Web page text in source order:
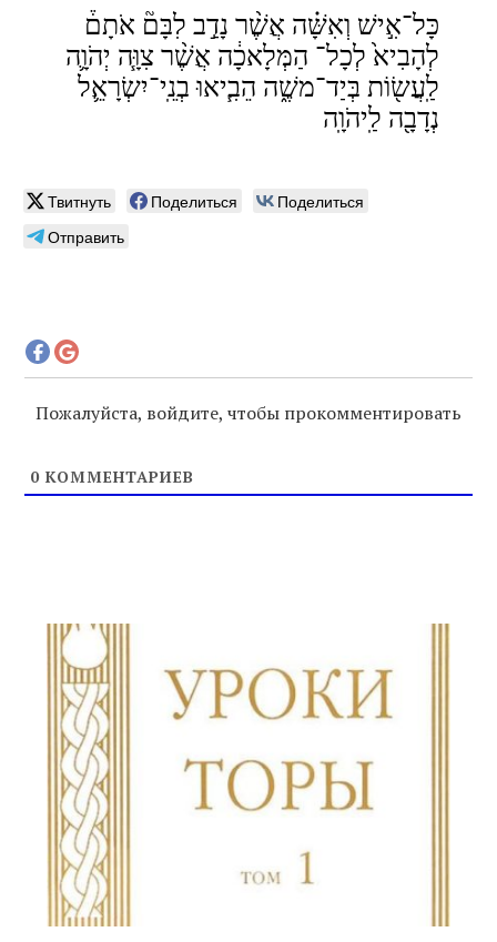
כָּל־אִ֣ישׁ וְאִשָּׁ֗ה אֲשֶׁ֨ר נָדַ֣ב לִבָּם֘ אֹתָם֒
לְהָבִיא֙ לְכָל־ הַמְּלָאכָ֔ה אֲשֶׁ֨ר צִוָּ֧ה יְהֹוָ֛ה
לַֽעֲשׂ֖וֹת בְּיַד־משֶׁ֑ה הֵבִ֧יאוּ בְנֵֽי־יִשְׂרָאֵ֛ל
נְדָבָ֖ה לַֽיהֹוָֽה
Твитнуть Поделиться
Поделиться
Отправить
Пожалуйста, войдите, чтобы прокомментировать
0 КОММЕНТАРИЕВ